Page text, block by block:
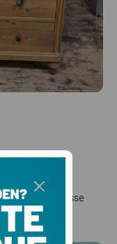
Bei Interesse